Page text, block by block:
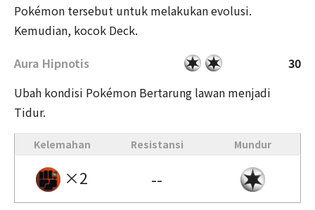
Pokémon tersebut untuk melakukan evolusi.
Kemudian, kocok Deck.
Aura Hipnotis
30
Ubah kondisi Pokémon Bertarung lawan menjadi
Tidur.
Kelemahan Resistansi Mundur
×2 --